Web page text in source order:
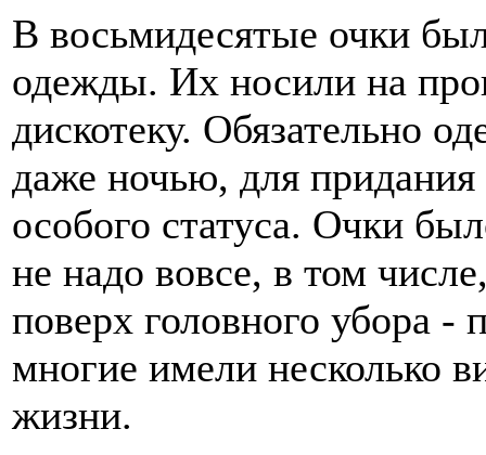
В восьмидесятые очки
одежды. Их носили на
дискотеку. Обязательно
даже ночью, для
особого статуса. Очки
не надо вовсе, в том
поверх головного убора -
многие имели несколько
жизни.